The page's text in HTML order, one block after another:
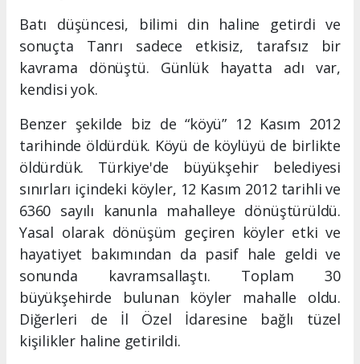
Batı düşüncesi, bilimi din haline getirdi ve
sonuçta Tanrı sadece etkisiz, tarafsız bir
kavrama dönüştü. Günlük hayatta adı var,
kendisi yok.
Benzer şekilde biz de “köyü” 12 Kasım 2012
tarihinde öldürdük. Köyü de köylüyü de birlikte
öldürdük. Türkiye'de büyükşehir belediyesi
sınırları içindeki köyler, 12 Kasım 2012 tarihli ve
6360 sayılı kanunla mahalleye dönüştürüldü.
Yasal olarak dönüşüm geçiren köyler etki ve
hayatiyet bakımından da pasif hale geldi ve
sonunda kavramsallaştı. Toplam 30
büyükşehirde bulunan köyler mahalle oldu.
Diğerleri de İl Özel İdaresine bağlı tüzel
kişilikler haline getirildi.